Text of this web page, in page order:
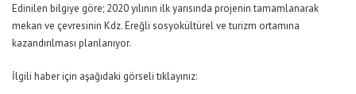
Edinilen bilgiye göre; 2020 yılının ilk yarısında projenin tamamlanarak
mekan ve çevresinin Kdz. Ereğli sosyokültürel ve turizm ortamına
kazandırılması planlanıyor.
İlgili haber için aşağıdaki görselitıklayınız: